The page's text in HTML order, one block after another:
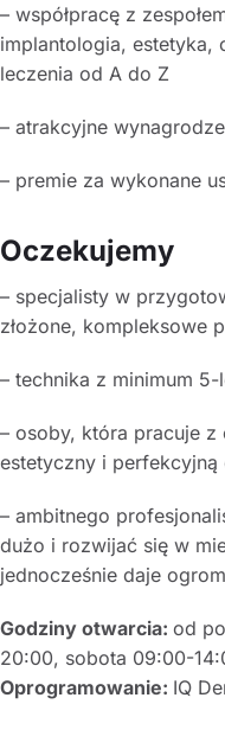
– współpracę z
implantologia, estetyka,
leczenia od A do Z
– atrakcyjne
– premie za wykonane
Oczekujemy
– specjalisty w
złożone, kompleksowe
– technika z minimum
– osoby, która pracuje z
estetyczny i
– ambitnego
dużo i rozwijać się w
jednocześnie daje
Godziny otwarcia: od
20:00, sobota 09:00-
Oprogramowanie: IQ